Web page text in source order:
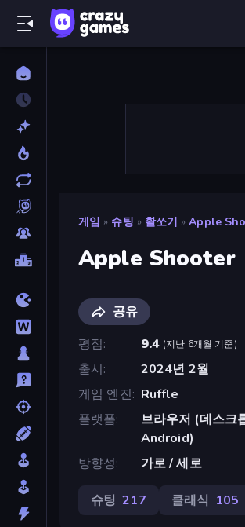
게임 » 슈팅 » 활쏘기 » Apple
Apple Shooter
공유
평점
9.4 (지난 6개월 기준)
출시
2024년 2월
게임 엔진
Ruffle
플랫폼
브라우저 (데스크
Android)
방향성
가로 / 세로
슈팅 217 클래식 105